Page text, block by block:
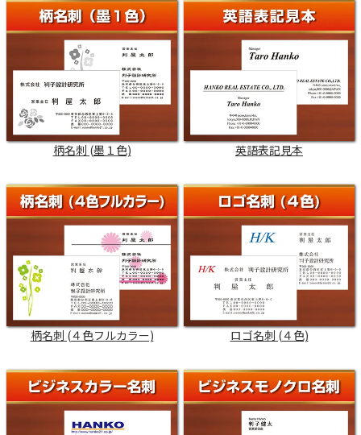
柄名刺 (墨１色) 英語表記見本
柄名刺 (４色フルカラー) ロゴ名刺 (４色)